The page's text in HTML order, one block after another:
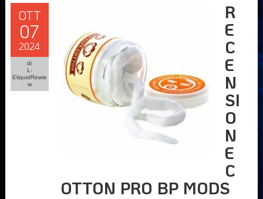
OTT
07
2024
di
L-
EliquidRewie
w
R
E
C
E
N
SI
O
N
E
C
OTTON PRO BP MODS